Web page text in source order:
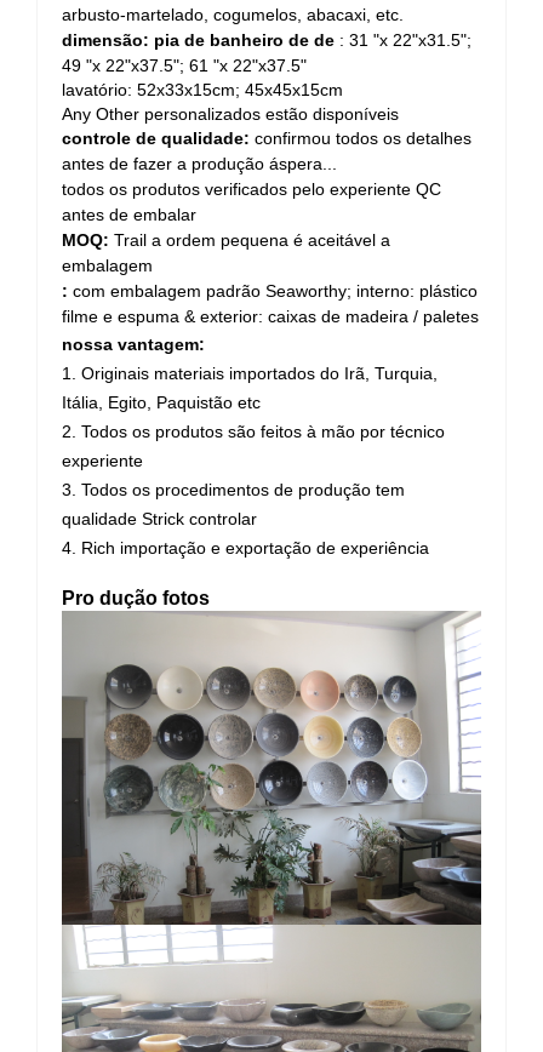
arbusto-martelado, cogumelos, abacaxi, etc.
dimensão: pia de banheiro de de : 31 "x 22"x31.5";
49 "x 22"x37.5"; 61 "x 22"x37.5"
lavatório: 52x33x15cm; 45x45x15cm
Any Other personalizados estão disponíveis
controle de qualidade: confirmou todos os detalhes
antes de fazer a produção áspera...
todos os produtos verificados pelo experiente QC
antes de embalar
MOQ: Trail a ordem pequena é aceitável a
embalagem
: com embalagem padrão Seaworthy; interno: plástico
filme e espuma & exterior: caixas de madeira / paletes
nossa vantagem:
1. Originais materiais importados do Irã, Turquia,
Itália, Egito, Paquistão etc
2. Todos os produtos são feitos à mão por técnico
experiente
3. Todos os procedimentos de produção tem
qualidade Strick controlar
4. Rich importação e exportação de experiência
Pro dução fotos